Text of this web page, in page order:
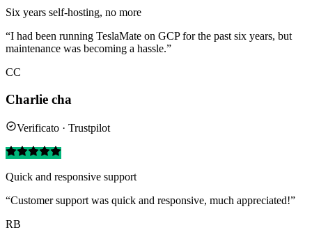
Six years self-hosting, no more
“I had been running TeslaMate on GCP for the past six years, but
maintenance was becoming a hassle.”
CC
Charlie cha
Verificato · Trustpilot
Quick and responsive support
“Customer support was quick and responsive, much appreciated!”
RB